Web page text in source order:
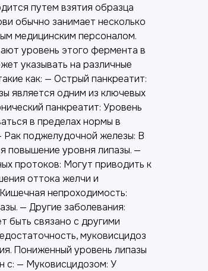
путем взятия образца
обычно занимает несколько
медицинским персоналом.
уровень этого фермента в
указывать на различные
как: — Острый панкреатит:
является одним из ключевых
панкреатит: Уровень
в пределах нормы в
Рак поджелудочной железы: В
повышение уровня липазы. —
протоков: Могут приводить к
оттока желчи и
непроходимость:
— Другие заболевания:
быть связано с другими
муковисцидоз
Пониженный уровень липазы
с: — Муковисцидозом: У